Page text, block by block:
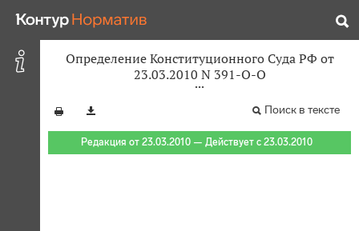
Определение Конституционного Суда РФ от
23.03.2010 N 391-О-О
Поиск в тексте
Редакция от 23.03.2010 — Действует с 23.03.2010